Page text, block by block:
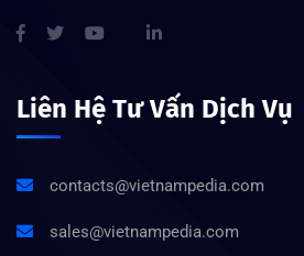
Liên Hệ Tư Vấn Dịch Vụ
contacts@vietnampedia.com
sales@vietnampedia.com